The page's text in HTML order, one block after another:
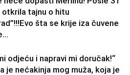
otkrila tajnu o hitu
šta se krije iza čuvene
odjeću i napravi mi doručak!“
je nećakinja mog muža, koja je